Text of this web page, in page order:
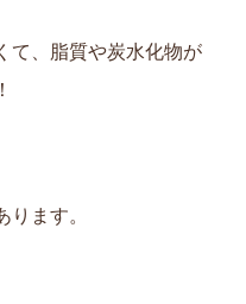
て、脂質や炭水化物が
ます。